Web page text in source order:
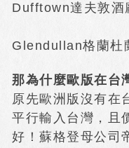
Dufftown達夫敦
Glendullan格蘭杜
那為什麼歐版在台
原先歐洲版沒有在
平行輸入台灣，且
好！蘇格登母公司